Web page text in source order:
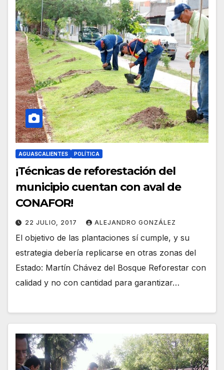
AGUASCALIENTES POLÍTICA
¡Técnicas de reforestación del
municipio cuentan con aval de
CONAFOR!
22 JULIO, 2017 ALEJANDRO GONZÁLEZ
El objetivo de las plantaciones sí cumple, y su
estrategia debería replicarse en otras zonas del
Estado: Martín Chávez del Bosque Reforestar con
calidad y no con cantidad para garantizar…